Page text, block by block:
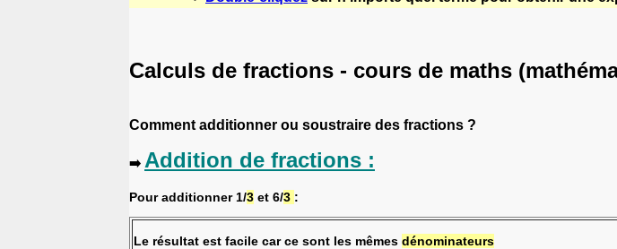
Calculs de fractions - cours de maths
Comment additionner ou soustraire des fractions ?
➡️ Addition de fractions :
Pour additionner 1/3 et 6/3 :
Le résultat est facile car ce sont les mêmes dénominateurs